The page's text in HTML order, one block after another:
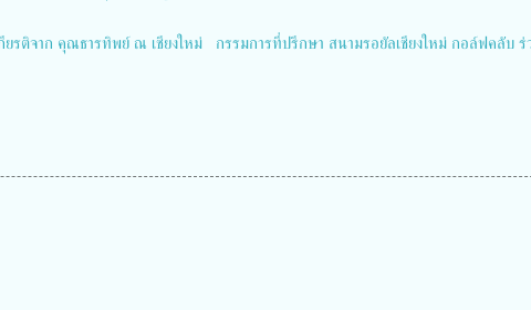
กียรติจาก คุณธารทิพย์ ณ เชียงใหม่ กรรมการที่ปรึกษา สนามรอยัลเชียงใหม่ กอล์ฟคลับ ร่